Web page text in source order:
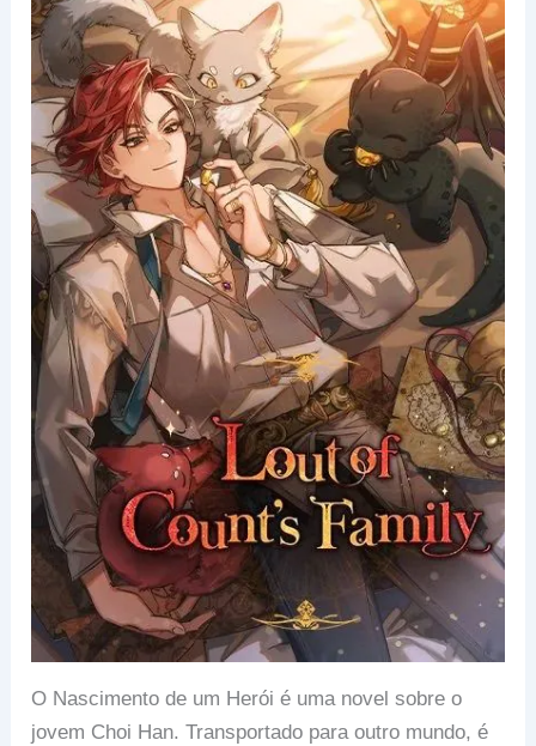
O Nascimento de um Herói é uma novel sobre o
jovem Choi Han. Transportado para outro mundo, é